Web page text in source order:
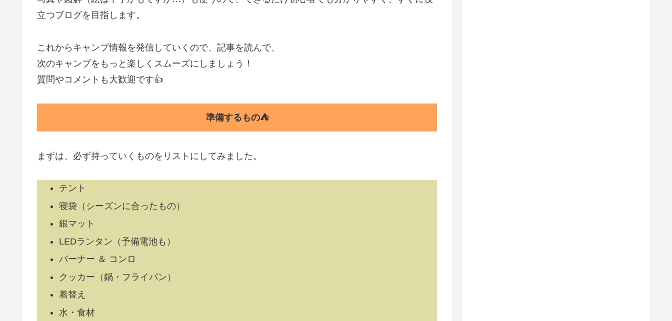
立つブログを目指します。
これからキャンプ情報を発信していくので、記事を読んで、
次のキャンプをもっと楽しくスムーズにしましょう！
質問やコメントも大歓迎です👍
準備するもの⛺
まずは、必ず持っていくものをリストにしてみました。
テント
寝袋（シーズンに合ったもの）
銀マット
LEDランタン（予備電池も）
バーナー ＆ コンロ
クッカー（鍋・フライパン）
着替え
水・食材